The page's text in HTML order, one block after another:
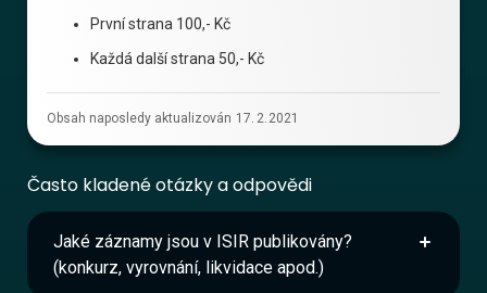
První strana 100,- Kč
Každá další strana 50,- Kč
Obsah naposledy aktualizován 17. 2. 2021
Často kladené otázky a odpovědi
Jaké záznamy jsou v ISIR publikovány?
(konkurz, vyrovnání, likvidace apod.)